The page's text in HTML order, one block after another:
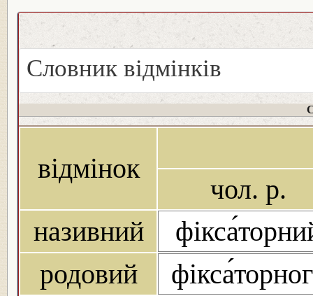
Словник відмінків
відмінок
чол. р.
називний
родовий